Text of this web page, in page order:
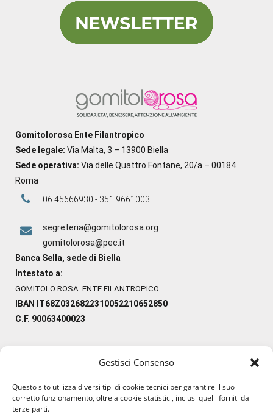
Gestisci Consenso
Questo sito utilizza diversi tipi di cookie tecnici per garantire il suo
corretto funzionamento, oltre a cookie statistici, inclusi quelli forniti da
terze parti.
Gomitolorosa Ente Filantropico
Sede legale: Via Malta, 3 – 13900 Biella
Sede operativa: Via delle Quattro Fontane, 20/a – 00184
Roma
06 45666930 - 351 9661003
segreteria@gomitolorosa.org
gomitolorosa@pec.it
Banca Sella, sede di Biella
Intestato a:
GOMITOLO ROSA ENTE FILANTROPICO
IBAN IT68Z0326822310052210652850
C.F. 90063400023
#lanaterapia